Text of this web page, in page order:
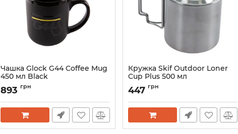
Чашка Glock G44 Coffee Mug
450 мл Black
Артикул: 31954
893 грн
Кружка Skif Outdoor Loner
Cup Plus 500 мл
Артикул: SO-8009
447 грн